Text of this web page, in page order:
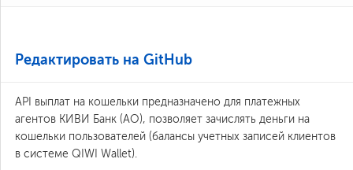
Редактировать на GitHub
API выплат на кошельки предназначено для платежных
агентов КИВИ Банк (АО), позволяет зачислять деньги на
кошельки пользователей (балансы учетных записей клиентов
в системе QIWI Wallet).